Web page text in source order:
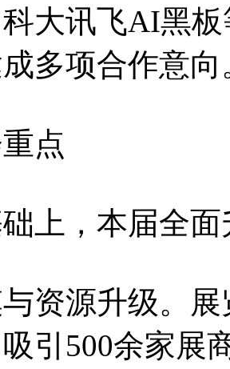
大讯飞AI黑
多项合作意向
点
上，本届全
资源升级。
引500余家展